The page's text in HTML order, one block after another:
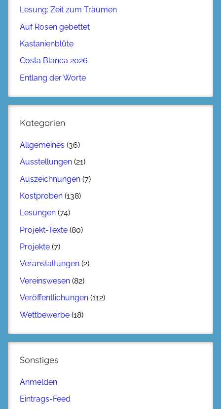
Lesung: Zeit zum Träumen
Auf Rosen gebettet
Kastanienblüte
Costa Blanca 2026
Entlang der Worte
Kategorien
Allgemeines (36)
Ausstellungen (21)
Auszeichnungen (7)
Kostproben (138)
Lesungen (74)
Projekt-Texte (80)
Projekte (7)
Veranstaltungen (2)
Vereinswesen (82)
Veröffentlichungen (112)
Wettbewerbe (18)
Sonstiges
Anmelden
Eintrags-Feed